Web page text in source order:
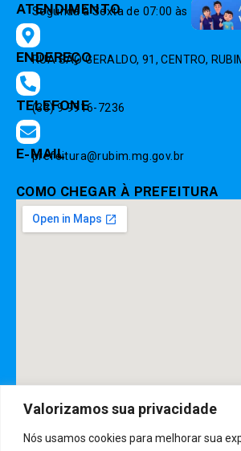
Valorizamos sua privacidade
Nós usamos cookies para melhorar sua
ATENDIMENTO
Segunda à Sexta de 07:00 às 12:00 e
ENDEREÇO
RUA SÃO GERALDO, 91, CENTRO,
TELEFONE
(33) 9 9916-7236
E-MAIL
prefeitura@rubim.mg.gov.br
COMO CHEGAR À PREFEITURA
DESENVOLVIDO POR CR2